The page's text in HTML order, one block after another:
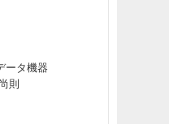
ータ機器
則